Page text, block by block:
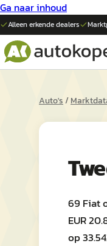
Ga naar inhoud
Alleen erkende dealers
Auto's/
69 Fiat
EUR
op